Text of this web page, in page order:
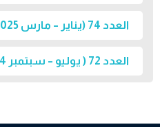
العدد 74 (يناير – مارس 2025)
العدد 72 ( يوليو – سبتمبر 2024)